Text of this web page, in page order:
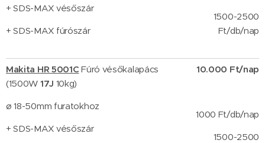
+SDS-MAX vésőszár
+ SDS-MAX fúrószár
1500-2500
Ft/db/nap
Makita HR 5001C Fúró vésőkalapács
(1500W 17J 10kg)
ø 18-50mm furatokhoz
+ SDS-MAX vésőszár
10.000 Ft/nap
1000 Ft/db/nap
1500-2500